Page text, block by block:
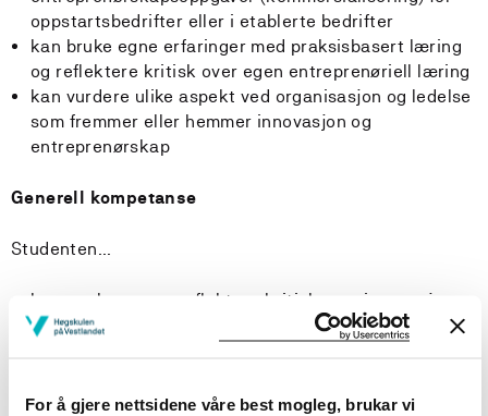
For å gjere nettsidene våre best mogleg, brukar vi
oppstartsbedrifter eller i etablerte bedrifter
kan bruke egne erfaringer med praksisbasert læring
og reflektere kritisk over egen entreprenøriell læring
kan vurdere ulike aspekt ved organisasjon og ledelse
som fremmer eller hemmer innovasjon og
entreprenørskap
Generell kompetanse
Studenten...
kan analysere og reflektere kritisk over innovasjon
og entreprenøriell praksis i ulike bransjer, herunder
har innsikt i sentrale utfordringer hos